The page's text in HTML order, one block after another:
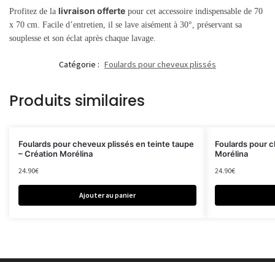
Profitez de la livraison offerte pour cet accessoire indispensable de 70
x 70 cm. Facile d’entretien, il se lave aisément à 30°, préservant sa
souplesse et son éclat après chaque lavage.
Catégorie : Foulards pour cheveux plissés
Produits similaires
Foulards pour cheveux plissés en teinte taupe
– Création Morélina
24.90€
Ajouter au panier
Foulards pour
Morélina
24.90€